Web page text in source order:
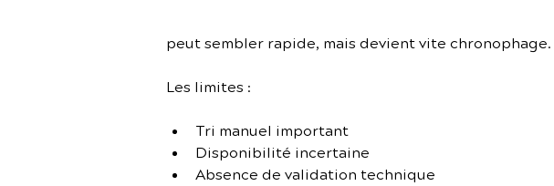
peut sembler rapide, mais devient vite chronophage.
Les limites :
Tri manuel important
Disponibilité incertaine
Absence de validation technique